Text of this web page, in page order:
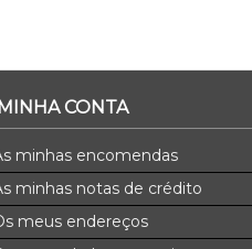
CONTA
minhas encomendas
minhas notas de crédito
meus endereços